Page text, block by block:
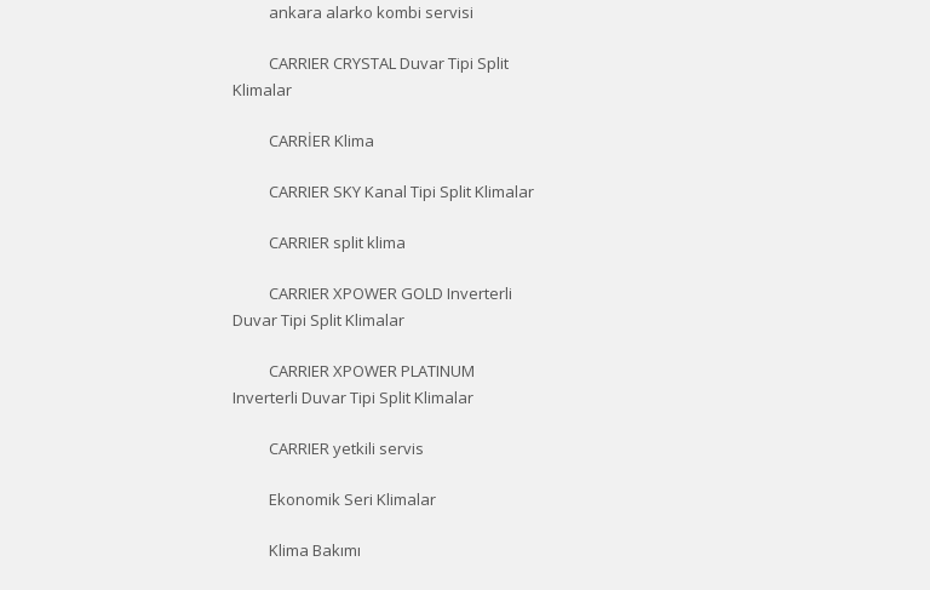
ankara alarko kombi servisi
CARRIER CRYSTAL Duvar Tipi Split
Klimalar
CARRİER Klima
CARRIER SKY Kanal Tipi Split Klimalar
CARRIER split klima
CARRIER XPOWER GOLD Inverterli
Duvar Tipi Split Klimalar
CARRIER XPOWER PLATINUM
Inverterli Duvar Tipi Split Klimalar
CARRIER yetkili servis
Ekonomik Seri Klimalar
Klima Bakımı